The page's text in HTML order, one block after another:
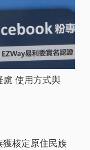
慮 使用方式與
獲核定原住民族